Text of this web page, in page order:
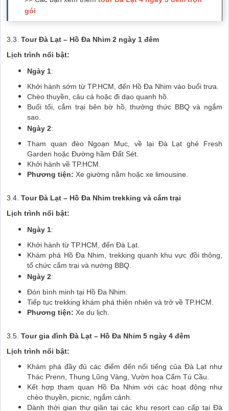
gói
3.3. Tour Đà Lạt – Hồ Đa Nhim 2 ngày 1 đêm
Lịch trình nổi bật:
Ngày 1:
Khởi hành sớm từ TP.HCM, đến Hồ Đa Nhim vào buổi trưa.
Chèo thuyền, câu cá hoặc đi dạo quanh hồ.
Buổi tối, cắm trại bên bờ hồ, thưởng thức BBQ và ngắm
sao.
Ngày 2:
Tham quan đèo Ngoạn Mục, về lại Đà Lạt ghé Fresh
Garden hoặc Đường hầm Đất Sét.
Khởi hành về TP.HCM.
Phương tiện: Xe giường nằm hoặc xe limousine.
3.4. Tour Đà Lạt – Hồ Đa Nhim trekking và cắm trại
Lịch trình nổi bật:
Ngày 1:
Khởi hành từ TP.HCM, đến Đà Lạt.
Khám phá Hồ Đa Nhim, trekking quanh khu vực đồi thông,
tổ chức cắm trại và nướng BBQ.
Ngày 2:
Đón bình minh tại Hồ Đa Nhim.
Tiếp tục trekking khám phá thiên nhiên và trở về TP.HCM.
Phương tiện: Xe du lịch.
3.5. Tour gia đình Đà Lạt – Hồ Đa Nhim 5 ngày 4 đêm
Lịch trình nổi bật:
Khám phá đầy đủ các điểm đến nổi tiếng của Đà Lạt như
Thác Prenn, Thung Lũng Vàng, Vườn hoa Cẩm Tú Cầu.
Kết hợp tham quan Hồ Đa Nhim với các hoạt động như
chèo thuyền, picnic, ngắm cảnh.
Dành thời gian thư giãn tại các khu resort cao cấp tại Đà